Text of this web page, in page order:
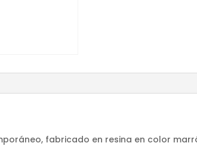
fabricado en resina en color